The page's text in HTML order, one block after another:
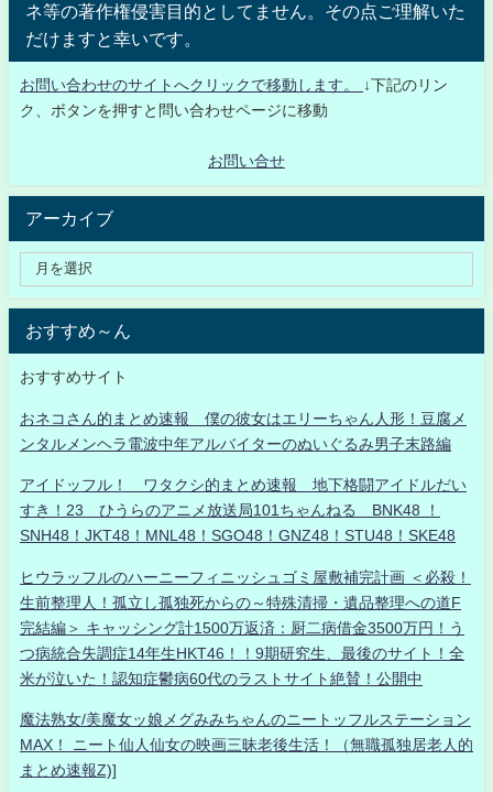
ネ等の著作権侵害目的としてません。その点ご理解いた
だけますと幸いです。
お問い合わせのサイトへクリックで移動します。
↓下記のリン
ク、ボタンを押すと問い合わせページに移動
お問い合せ
アーカイブ
おすすめ～ん
おすすめサイト
おネコさん的まとめ速報 僕の彼女はエリーちゃん人形！豆腐メ
ンタルメンヘラ電波中年アルバイターのぬいぐるみ男子末路編
アイドッフル！ ワタクシ的まとめ速報 地下格闘アイドルだい
すき！23 ひうらのアニメ放送局101ちゃんねる BNK48 ！
SNH48！JKT48！MNL48！SGO48！GNZ48！STU48！SKE48
ヒウラッフルのハーニーフィニッシュゴミ屋敷補完計画 ＜必殺！
生前整理人！孤立し孤独死からの～特殊清掃・遺品整理への道F
完結編＞ キャッシング計1500万返済：厨二病借金3500万円！う
つ病統合失調症14年生HKT46！！9期研究生、最後のサイト！全
米が泣いた！認知症鬱病60代のラストサイト絶賛！公開中
魔法熟女/美魔女ッ娘メグみみちゃんのニートッフルステーション
MAX！ ニート仙人仙女の映画三昧老後生活！（無職孤独居老人的
まとめ速報Z)]